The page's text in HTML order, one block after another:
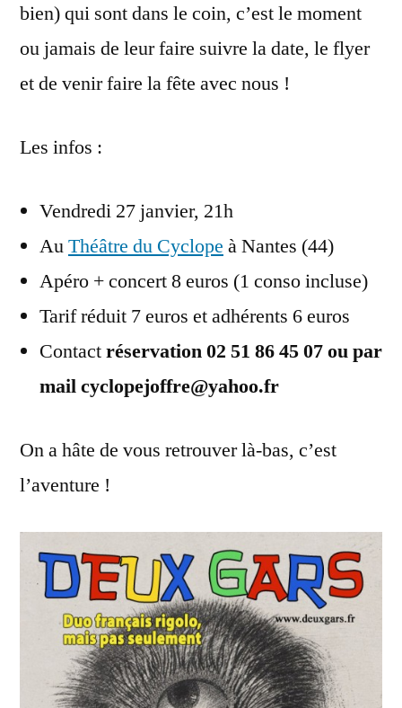
bien) qui sont dans le coin, c’est le moment
ou jamais de leur faire suivre la date, le flyer
et de venir faire la fête avec nous !
Les infos :
Vendredi 27 janvier, 21h
AuThéâtre du Cyclope à Nantes (44)
Apéro + concert 8 euros (1 conso incluse)
Tarif réduit 7 euros et adhérents 6 euros
Contactréservation 02 51 86 45 07 ou par
mail cyclopejoffre@yahoo.fr
On a hâte de vous retrouver là-bas, c’est
l’aventure !